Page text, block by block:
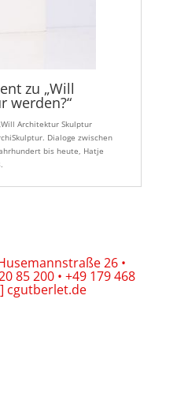
zu „Will
werden?“
Architektur Skulptur
Dialoge zwischen
bis heute, Hatje
26 •
85 200 • +49 179 468
cgutberlet.de